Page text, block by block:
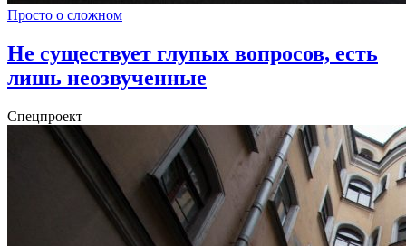
Просто о сложном
Не существует глупых вопросов, есть
лишь неозвученные
Спецпроект